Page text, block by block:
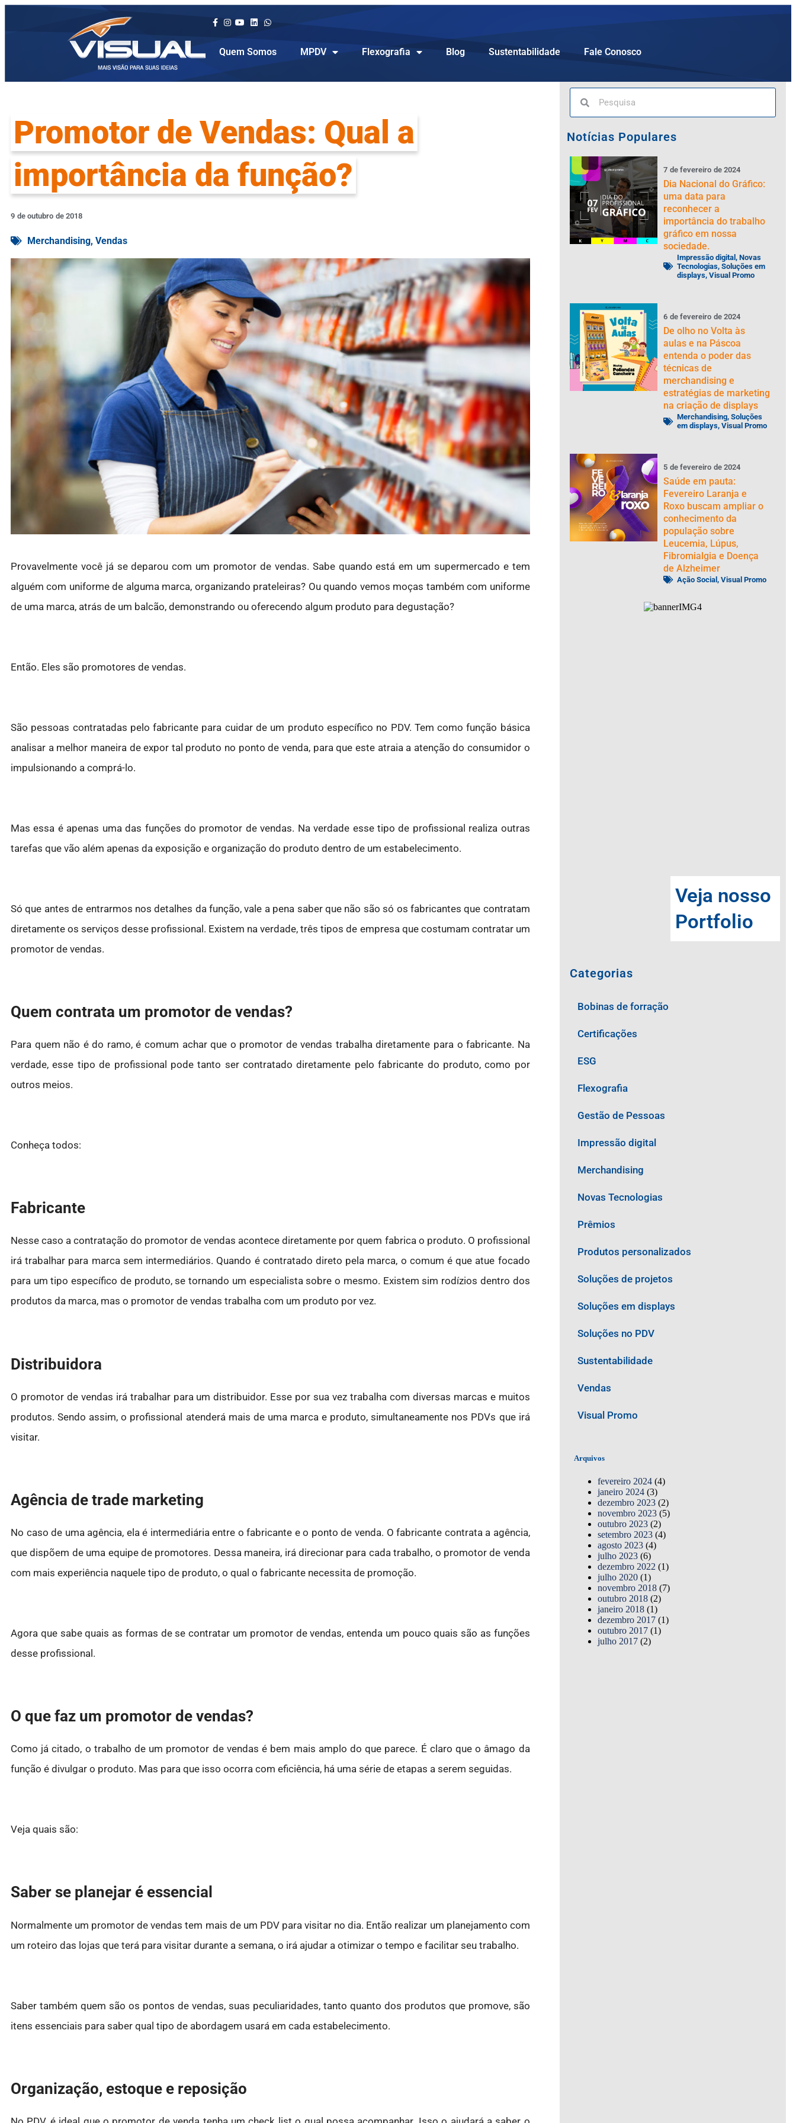
Quem Somos MPDV Flexografia Blog Sustentabilidade Fale Conosco
Promotor de Vendas: Qual a
importância da função?
9 de outubro de 2018
Merchandising, Vendas
Provavelmente você já se deparou com um promotor de vendas. Sabe quando está em um supermercado e tem
alguém com uniforme de alguma marca, organizando prateleiras? Ou quando vemos moças também com uniforme
de uma marca, atrás de um balcão, demonstrando ou oferecendo algum produto para degustação?
Então. Eles são promotores de vendas.
São pessoas contratadas pelo fabricante para cuidar de um produto específico no PDV. Tem como função básica
analisar a melhor maneira de expor tal produto no ponto de venda, para que este atraia a atenção do consumidor o
impulsionando a comprá-lo.
Mas essa é apenas uma das funções do promotor de vendas. Na verdade esse tipo de profissional realiza outras
tarefas que vão além apenas da exposição e organização do produto dentro de um estabelecimento.
Só que antes de entrarmos nos detalhes da função, vale a pena saber que não são só os fabricantes que contratam
diretamente os serviços desse profissional. Existem na verdade, três tipos de empresa que costumam contratar um
promotor de vendas.
Quem contrata um promotor de vendas?
Para quem não é do ramo, é comum achar que o promotor de vendas trabalha diretamente para o fabricante. Na
verdade, esse tipo de profissional pode tanto ser contratado diretamente pelo fabricante do produto, como por
outros meios.
Conheça todos:
Fabricante
Nesse caso a contratação do promotor de vendas acontece diretamente por quem fabrica o produto. O profissional
irá trabalhar para marca sem intermediários. Quando é contratado direto pela marca, o comum é que atue focado
para um tipo específico de produto, se tornando um especialista sobre o mesmo. Existem sim rodízios dentro dos
produtos da marca, mas o promotor de vendas trabalha com um produto por vez.
Distribuidora
O promotor de vendas irá trabalhar para um distribuidor. Esse por sua vez trabalha com diversas marcas e muitos
produtos. Sendo assim, o profissional atenderá mais de uma marca e produto, simultaneamente nos PDVs que irá
visitar.
Agência de trade marketing
No caso de uma agência, ela é intermediária entre o fabricante e o ponto de venda. O fabricante contrata a agência,
que dispõem de uma equipe de promotores. Dessa maneira, irá direcionar para cada trabalho, o promotor de venda
com mais experiência naquele tipo de produto, o qual o fabricante necessita de promoção.
Agora que sabe quais as formas de se contratar um promotor de vendas, entenda um pouco quais são as funções
desse profissional.
O que faz um promotor de vendas?
Como já citado, o trabalho de um promotor de vendas é bem mais amplo do que parece. É claro que o âmago da
função é divulgar o produto. Mas para que isso ocorra com eficiência, há uma série de etapas a serem seguidas.
Veja quais são:
Saber se planejar é essencial
Normalmente um promotor de vendas tem mais de um PDV para visitar no dia. Então realizar um planejamento com
um roteiro das lojas que terá para visitar durante a semana, o irá ajudar a otimizar o tempo e facilitar seu trabalho.
Saber também quem são os pontos de vendas, suas peculiaridades, tanto quanto dos produtos que promove, são
itens essenciais para saber qual tipo de abordagem usará em cada estabelecimento.
Organização, estoque e reposição
Notícias Populares
7 de fevereiro de 2024
Dia Nacional do Gráfico:
uma data para
reconhecer a
importância do trabalho
gráfico em nossa
sociedade.
Impressão digital,Novas
Tecnologias,Soluções em
displays,Visual Promo
6 de fevereiro de 2024
De olho no Volta às
aulas e na Páscoa
entenda o poder das
técnicas de
merchandising e
estratégias de marketing
na criação de displays
Merchandising,Soluções
em displays,Visual Promo
5 de fevereiro de 2024
Saúde em pauta:
Fevereiro Laranja e
Roxo buscam ampliar o
conhecimento da
população sobre
Leucemia, Lúpus,
Fibromialgia e Doença
de Alzheimer
Ação Social,Visual Promo
Veja nosso
Portfolio
Categorias
Bobinas de forração
Certificações
ESG
Flexografia
Gestão de Pessoas
Impressão digital
Merchandising
Novas Tecnologias
Prêmios
Produtos personalizados
Soluções de projetos
Soluções em displays
Soluções no PDV
Sustentabilidade
Vendas
Visual Promo
Arquivos
fevereiro 2024 (4)
janeiro 2024 (3)
dezembro 2023 (2)
novembro 2023 (5)
outubro 2023 (2)
setembro 2023 (4)
agosto 2023 (4)
julho 2023 (6)
dezembro 2022 (1)
julho 2020 (1)
novembro 2018 (7)
outubro 2018 (2)
janeiro 2018 (1)
dezembro 2017 (1)
outubro 2017 (1)
julho 2017 (2)